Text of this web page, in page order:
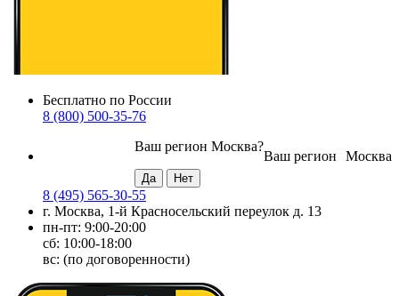
Бесплатно по России
8 (800) 500-35-76
Москва
Ваш регион
Ваш регион Москва?
8 (495) 565-30-55
г. Москва, 1-й Красносельский переулок д. 13
пн-пт: 9:00-20:00
сб: 10:00-18:00
вс: (по договоренности)